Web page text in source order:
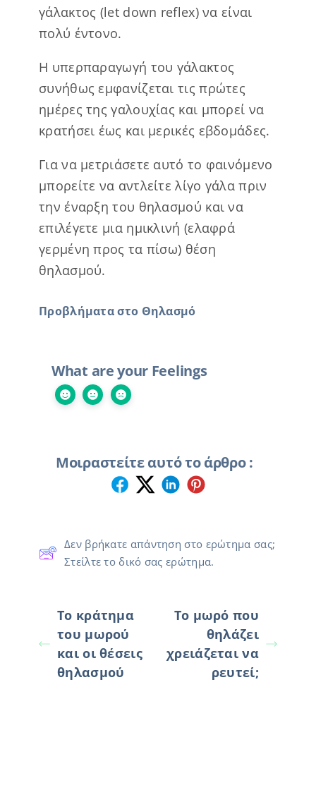
γάλακτος (let down reflex) να είναι
πολύ έντονο.
Η υπερπαραγωγή του γάλακτος
συνήθως εμφανίζεται τις πρώτες
ημέρες της γαλουχίας και μπορεί να
κρατήσει έως και μερικές εβδομάδες.
Για να μετριάσετε αυτό το φαινόμενο
μπορείτε να αντλείτε λίγο γάλα πριν
την έναρξη του θηλασμού και να
επιλέγετε μια ημικλινή (ελαφρά
γερμένη προς τα πίσω) θέση
θηλασμού.
Προβλήματα στο Θηλασμό
What are your Feelings
Μοιραστείτε αυτό το άρθρο :
Δεν βρήκατε απάντηση στο ερώτημα σας;
Στείλτε το δικό σας ερώτημα.
Το κράτημα
του μωρού
και οι θέσεις
θηλασμού
Το μωρό που
θηλάζει
χρειάζεται να
ρευτεί;